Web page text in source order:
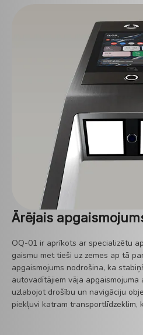
Ārējais
OQ-01 ir aprīkots ar specializētu
gaismu met tieši uz zemes ap tā
apgaismojums nodrošina, ka
autovadītājiem vāja apgaismojuma
uzlabojot drošību un navigāciju
piekļuvi katram transportlīdzeklim,